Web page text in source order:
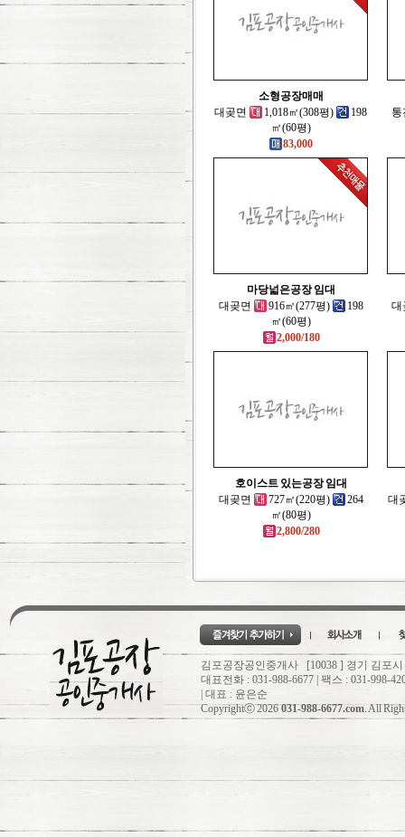
소형공장매매
대곶면
1,018㎡(308평)
198
㎡(60평)
83,000
마당넓은공장 임대
대곶면
916㎡(277평)
198
㎡(60평)
2,000/180
호이스트 있는공장 임대
대곶면
727㎡(220평)
264
㎡(80평)
2,800/280
대
김포공장공인중개사 [10038 ] 경기 김포
대표전화 : 031-988-6677 | 팩스 : 031-998-
| 대표 : 윤은순
Copyrightⓒ 2026 031-988-6677.com. All